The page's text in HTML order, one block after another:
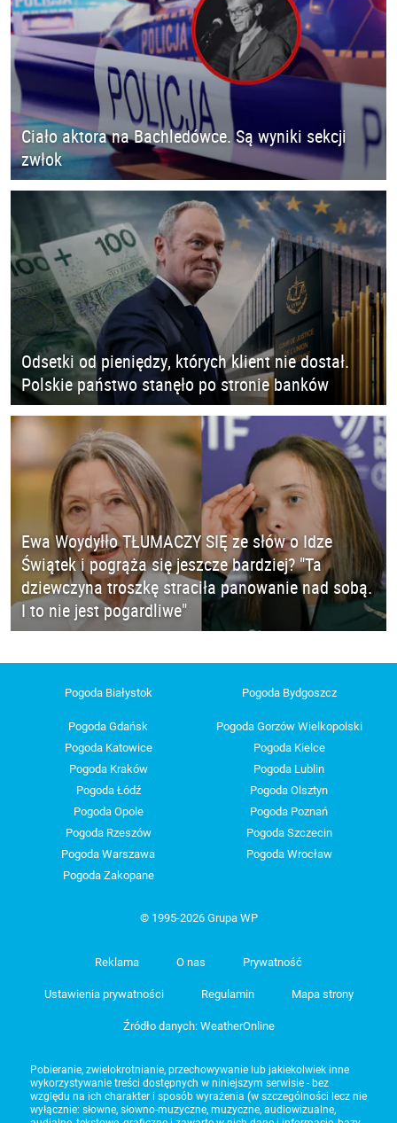
Ciało aktora na Bachledówce. Są wyniki sekcji
zwłok
Odsetki od pieniędzy, których klient nie dostał.
Polskie państwo stanęło po stronie banków
Ewa Woydyłło TŁUMACZY SIĘ ze słów o Idze
Świątek i pogrąża się jeszcze bardziej? "Ta
dziewczyna troszkę straciła panowanie nad sobą.
I to nie jest pogardliwe"
Pogoda Białystok Pogoda Bydgoszcz
Pogoda Gdańsk
Pogoda Gorzów Wielkopolski
Pogoda Katowice
Pogoda Kielce
Pogoda Kraków
Pogoda Lublin
Pogoda Łódź
Pogoda Olsztyn
Pogoda Opole
Pogoda Poznań
Pogoda Rzeszów
Pogoda Szczecin
Pogoda Warszawa
Pogoda Wrocław
Pogoda Zakopane
© 1995-2026 Grupa WP
Reklama O nas Prywatność
Ustawienia prywatności Regulamin Mapa strony
Źródło danych: WeatherOnline
Pobieranie, zwielokrotnianie, przechowywanie lub jakiekolwiek inne
wykorzystywanie treści dostępnych w niniejszym serwisie - bez
względu na ich charakter i sposób wyrażenia (w szczególności lecz nie
wyłącznie: słowne, słowno-muzyczne, muzyczne, audiowizualne,